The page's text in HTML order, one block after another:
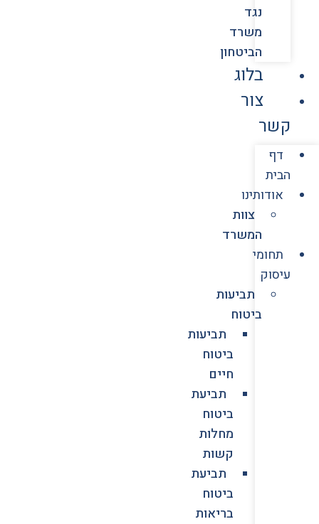
נגד
משרד
הביטחון
בלוג
צור
קשר
דף
הבית
אודותינו
צוות
המשרד
תחומי
עיסוק
תביעות
ביטוח
תביעות
ביטוח
חיים
תביעת
ביטוח
מחלות
קשות
תביעת
ביטוח
בריאות